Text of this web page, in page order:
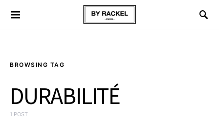
BROWSING TAG
DURABILITÉ
1 POST